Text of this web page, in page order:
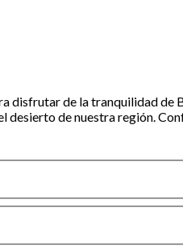
disfrutar de la tranquilidad
desierto de nuestra región.